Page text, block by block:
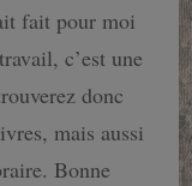
fait pour moi
c’est une
donc
mais aussi
Bonne